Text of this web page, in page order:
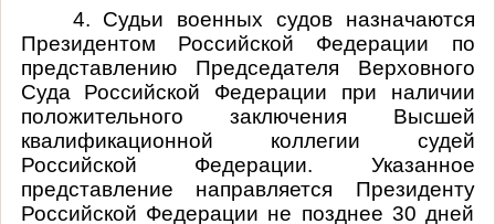
4. Судьи военных судов назначаются
Президентом Российской Федерации по
представлению Председателя Верховного
Суда Российской Федерации при наличии
положительного заключения Высшей
квалификационной коллегии судей
Российской Федерации. Указанное
представление направляется Президенту
Российской Федерации не позднее 30 дней